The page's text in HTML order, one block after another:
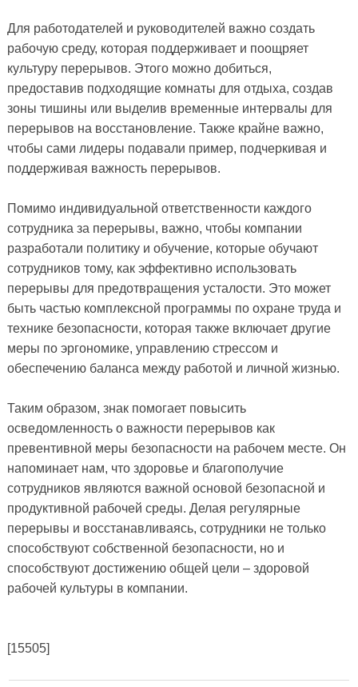
Для работодателей и руководителей важно создать
рабочую среду, которая поддерживает и поощряет
культуру перерывов. Этого можно добиться,
предоставив подходящие комнаты для отдыха, создав
зоны тишины или выделив временные интервалы для
перерывов на восстановление. Также крайне важно,
чтобы сами лидеры подавали пример, подчеркивая и
поддерживая важность перерывов.
Помимо индивидуальной ответственности каждого
сотрудника за перерывы, важно, чтобы компании
разработали политику и обучение, которые обучают
сотрудников тому, как эффективно использовать
перерывы для предотвращения усталости. Это может
быть частью комплексной программы по охране труда и
технике безопасности, которая также включает другие
меры по эргономике, управлению стрессом и
обеспечению баланса между работой и личной жизнью.
Таким образом, знак помогает повысить
осведомленность о важности перерывов как
превентивной меры безопасности на рабочем месте. Он
напоминает нам, что здоровье и благополучие
сотрудников являются важной основой безопасной и
продуктивной рабочей среды. Делая регулярные
перерывы и восстанавливаясь, сотрудники не только
способствуют собственной безопасности, но и
способствуют достижению общей цели – здоровой
рабочей культуры в компании.
[15505]